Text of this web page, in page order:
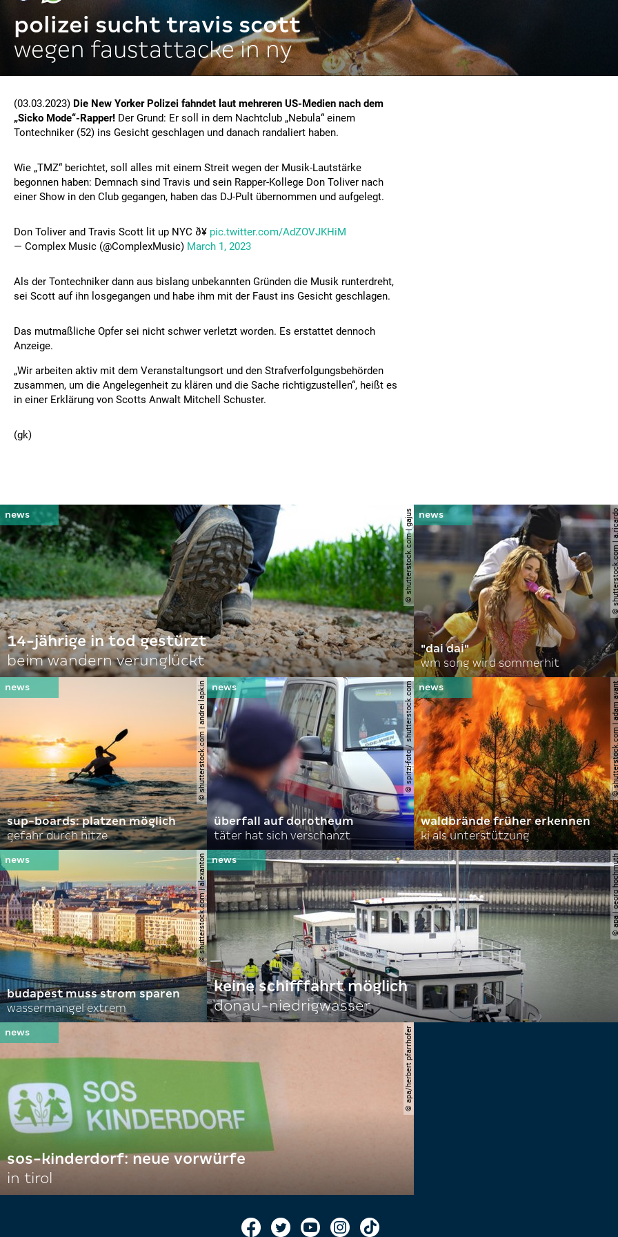
polizei sucht travis scott
wegen faustattacke in ny
(03.03.2023) Die New Yorker Polizei fahndet laut mehreren US-Medien nach dem
„Sicko Mode“-Rapper! Der Grund: Er soll in dem Nachtclub „Nebula“ einem
Tontechniker (52) ins Gesicht geschlagen und danach randaliert haben.
Wie „TMZ“ berichtet, soll alles mit einem Streit wegen der Musik-Lautstärke
begonnen haben: Demnach sind Travis und sein Rapper-Kollege Don Toliver nach
einer Show in den Club gegangen, haben das DJ-Pult übernommen und aufgelegt.
Don Toliver and Travis Scott lit up NYC ð¥ pic.twitter.com/AdZOVJKHiM
— Complex Music (@ComplexMusic) March 1, 2023
Als der Tontechniker dann aus bislang unbekannten Gründen die Musik runterdreht,
sei Scott auf ihn losgegangen und habe ihm mit der Faust ins Gesicht geschlagen.
Das mutmaßliche Opfer sei nicht schwer verletzt worden. Es erstattet dennoch
Anzeige.
„Wir arbeiten aktiv mit dem Veranstaltungsort und den Strafverfolgungsbehörden
zusammen, um die Angelegenheit zu klären und die Sache richtigzustellen“, heißt es
in einer Erklärung von Scotts Anwalt Mitchell Schuster.
(gk)
© shutterstock.com | gajus
14-jährige in tod gestürzt
beim wandern verunglückt
©
"dai dai"
wm song wird sommerhit
© shutterstock.com | andrei lapkin
sup-boards: platzen möglich
gefahr durch hitze
© spitzi-foto / shutterstock.com
überfall auf dorotheum
täter hat sich verschanzt
©
waldbrände früher erkennen
ki als unterstützung
© shutterstock.com | alexanton
budapest muss strom sparen
wassermangel extrem
© apa |
keine schifffahrt möglich
donau-niedrigwasser
© apa/herbert pfarrhofer
sos-kinderdorf: neue vorwürfe
in tirol